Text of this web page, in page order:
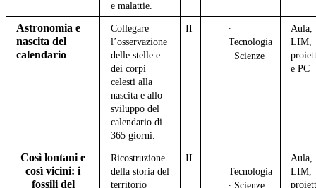
e malattie.
Astronomia e
nascita del
calendario
Collegare
l’osservazione
delle stelle e
dei corpi
celesti alla
nascita e allo
sviluppo del
calendario di
365 giorni.
II
∙
Tecnologia
∙ Scienze
Aula,
LIM,
e PC
Così lontani e
così vicini: i
fossili del
Ricostruzione
della storia del
territorio
II
∙
Tecnologia
∙ Scienze
Aula,
LIM,